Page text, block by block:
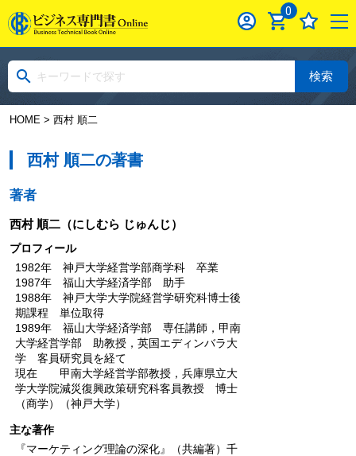
0
検索
HOME> 西村 順二
西村 順二の著書
著者
西村 順二（にしむら じゅんじ）
プロフィール
1982年 神戸大学経営学部商学科 卒業
1987年 福山大学経済学部 助手
1988年 神戸大学大学院経営学研究科博士後
期課程 単位取得
1989年 福山大学経済学部 専任講師，甲南
大学経営学部 助教授，英国エディンバラ大
学 客員研究員を経て
現在 甲南大学経営学部教授，兵庫県立大
学大学院減災復興政策研究科客員教授 博士
（商学）（神戸大学）
主な著作
『マーケティング理論の深化』（共編著）千